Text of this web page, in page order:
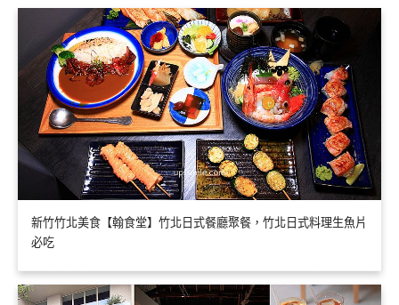
新竹竹北美食【翰食堂】竹北日式餐廳聚餐，竹北日式料理生魚片
必吃